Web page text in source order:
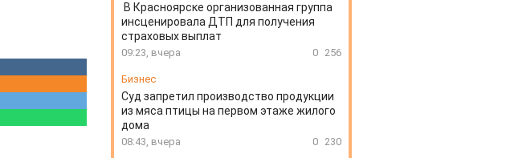
В Красноярске организованная группа
инсценировала ДТП для получения
страховых выплат
09:23, вчера 0 256
Бизнес
Суд запретил производство продукции
из мяса птицы на первом этаже жилого
дома
08:43, вчера 0 230